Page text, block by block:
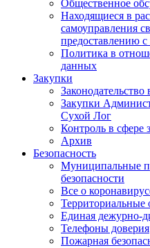
Общественное
Находящиеся в
самоуправления
предоставлению
Политика в
данных
Закупки
Законодательство
Закупки
Сухой Лог
Контроль в сфере
Архив
Безопасность
Муниципальные
безопасности
Все о
Территориальные
Единая дежурно-
Телефоны доверия
Пожарная